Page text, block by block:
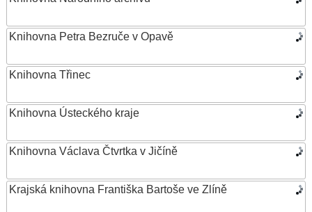
Knihovna Petra Bezruče v Opavě
Knihovna Třinec
Knihovna Ústeckého kraje
Knihovna Václava Čtvrtka v Jičíně
Krajská knihovna Františka Bartoše ve Zlíně